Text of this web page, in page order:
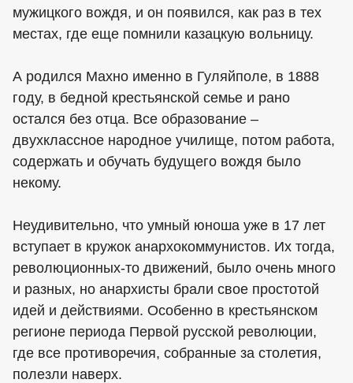
мужицкого вождя, и он появился, как раз в тех
местах, где еще помнили казацкую вольницу.
А родился Махно именно в Гуляйполе, в 1888
году, в бедной крестьянской семье и рано
остался без отца. Все образование –
двухклассное народное училище, потом работа,
содержать и обучать будущего вождя было
некому.
Неудивительно, что умный юноша уже в 17 лет
вступает в кружок анархокоммунистов. Их тогда,
революционных-то движений, было очень много
и разных, но анархисты брали свое простотой
идей и действиями. Особенно в крестьянском
регионе периода Первой русской революции,
где все противоречия, собранные за столетия,
полезли наверх.